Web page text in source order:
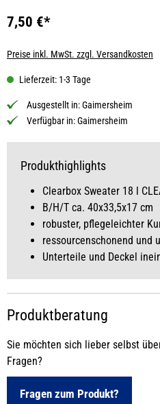
Produkthighlights
Clearbox Sweater 18 l
B/H/T ca. 40x33,5x17 cm
robuster, pflegeleichter
ressourcenschonend und
Unterteile und Deckel
7,50 €*
Preise inkl. MwSt. zzgl. Versandkosten
Lieferzeit: 1-3 Tage
Ausgestellt in:Gaimersheim
Verfügbar in:Gaimersheim
Produktberatung
Sie möchten sich lieber selbst
Fragen?
Fragen zum Produkt?